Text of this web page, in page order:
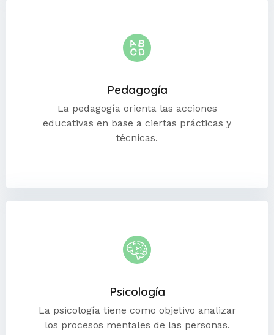
Pedagogía
La pedagogía orienta las acciones
educativas en base a ciertas prácticas y
técnicas.
Psicología
La psicología tiene como objetivo analizar
los procesos mentales de las personas.